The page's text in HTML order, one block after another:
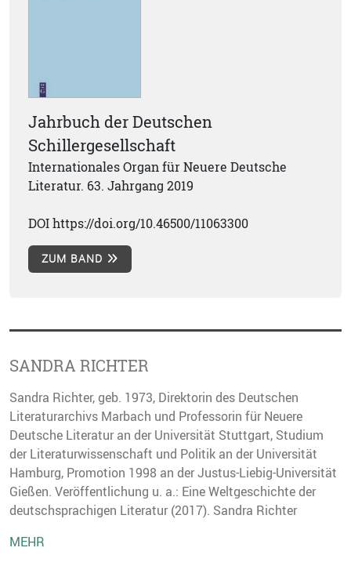
Jahrbuch der Deutschen
Schillergesellschaft
Internationales Organ für Neuere Deutsche
Literatur. 63. Jahrgang 2019
DOI https://doi.org/10.46500/11063300
ZUM BAND
SANDRA RICHTER
Sandra Richter, geb. 1973, Direktorin des Deutschen
Literaturarchivs Marbach und Professorin für Neuere
Deutsche Literatur an der Universität Stuttgart, Studium
der Literaturwissenschaft und Politik an der Universität
Hamburg, Promotion 1998 an der Justus-Liebig-Universität
Gießen. Veröffentlichung u. a.: Eine Weltgeschichte der
deutschsprachigen Literatur (2017). Sandra Richter
MEHR